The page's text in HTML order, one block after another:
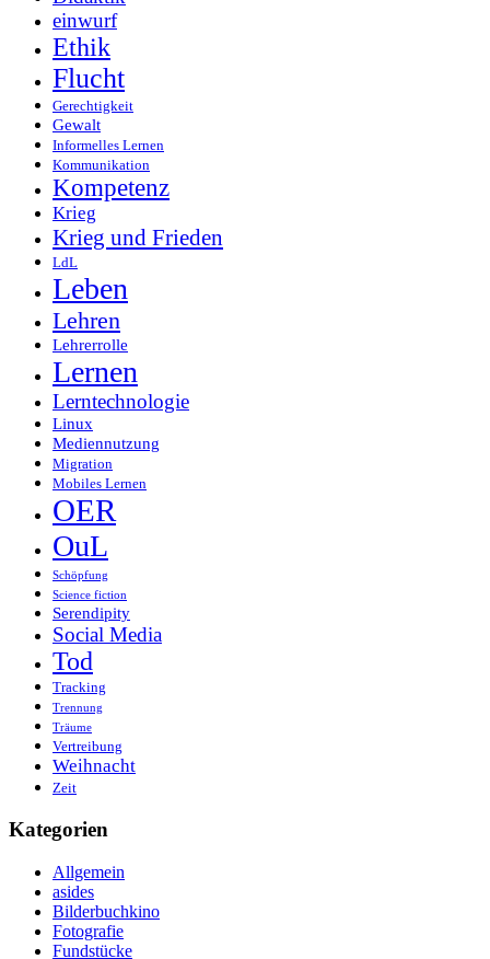
einwurf
Ethik
Flucht
Gerechtigkeit
Gewalt
Informelles Lernen
Kommunikation
Kompetenz
Krieg
Krieg und Frieden
LdL
Leben
Lehren
Lehrerrolle
Lernen
Lerntechnologie
Linux
Mediennutzung
Migration
Mobiles Lernen
OER
OuL
Schöpfung
Science fiction
Serendipity
Social Media
Tod
Tracking
Trennung
Träume
Vertreibung
Weihnacht
Zeit
Kategorien
Allgemein
asides
Bilderbuchkino
Fotografie
Fundstücke